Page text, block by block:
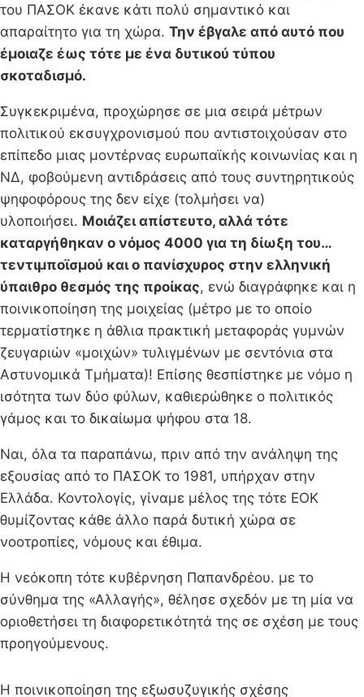
του ΠΑΣΟΚ έκανε κάτι πολύ σημαντικό και
απαραίτητο για τη χώρα. Την έβγαλε από αυτό που
έμοιαζε έως τότε με ένα δυτικού τύπου
σκοταδισμό.
Συγκεκριμένα, προχώρησε σε μια σειρά μέτρων
πολιτικού εκσυγχρονισμού που αντιστοιχούσαν στο
επίπεδο μιας μοντέρνας ευρωπαϊκής κοινωνίας και η
ΝΔ, φοβούμενη αντιδράσεις από τους συντηρητικούς
ψηφοφόρους της δεν είχε (τολμήσει να)
υλοποιήσει. Μοιάζει απίστευτο, αλλά τότε
καταργήθηκαν ο νόμος 4000 για τη δίωξη του…
τεντιμποϊσμού και ο πανίσχυρος στην ελληνική
ύπαιθρο θεσμός της προίκας, ενώ διαγράφηκε και η
ποινικοποίηση της μοιχείας (μέτρο με το οποίο
τερματίστηκε η άθλια πρακτική μεταφοράς γυμνών
ζευγαριών «μοιχών» τυλιγμένων με σεντόνια στα
Αστυνομικά Τμήματα)! Επίσης θεσπίστηκε με νόμο η
ισότητα των δύο φύλων, καθιερώθηκε ο πολιτικός
γάμος και το δικαίωμα ψήφου στα 18.
Ναι, όλα τα παραπάνω, πριν από την ανάληψη της
εξουσίας από το ΠΑΣΟΚ το 1981, υπήρχαν στην
Ελλάδα. Κοντολογίς, γίναμε μέλος της τότε ΕΟΚ
θυμίζοντας κάθε άλλο παρά δυτική χώρα σε
νοοτροπίες, νόμους και έθιμα.
Η νεόκοπη τότε κυβέρνηση Παπανδρέου. με το
σύνθημα της «Αλλαγής», θέλησε σχεδόν με τη μία να
οριοθετήσει τη διαφορετικότητά της σε σχέση με τους
προηγούμενους.
Η ποινικοποίηση της εξωσυζυγικής σχέσης